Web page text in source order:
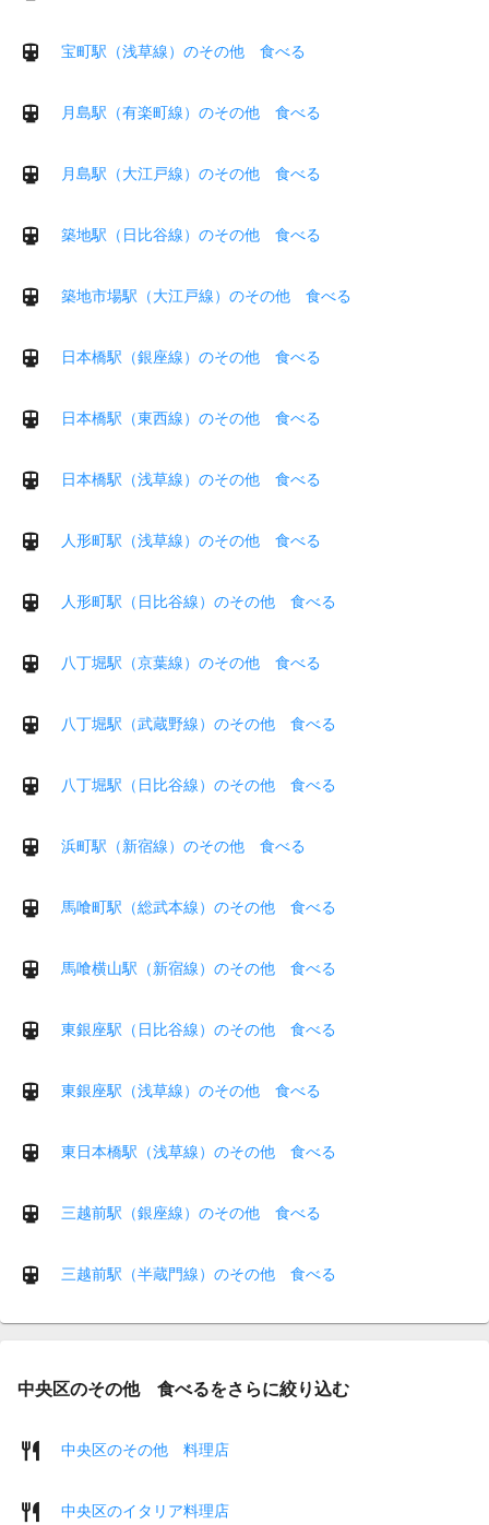
宝町駅（浅草線）のその他 食べる
月島駅（有楽町線）のその他 食べる
月島駅（大江戸線）のその他 食べる
築地駅（日比谷線）のその他 食べる
築地市場駅（大江戸線）のその他 食べる
日本橋駅（銀座線）のその他 食べる
日本橋駅（東西線）のその他 食べる
日本橋駅（浅草線）のその他 食べる
人形町駅（浅草線）のその他 食べる
人形町駅（日比谷線）のその他 食べる
八丁堀駅（京葉線）のその他 食べる
八丁堀駅（武蔵野線）のその他 食べる
八丁堀駅（日比谷線）のその他 食べる
浜町駅（新宿線）のその他 食べる
馬喰町駅（総武本線）のその他 食べる
馬喰横山駅（新宿線）のその他 食べる
東銀座駅（日比谷線）のその他 食べる
東銀座駅（浅草線）のその他 食べる
東日本橋駅（浅草線）のその他 食べる
三越前駅（銀座線）のその他 食べる
三越前駅（半蔵門線）のその他 食べる
中央区のその他 食べるをさらに絞り込む
中央区のその他 料理店
中央区のイタリア料理店